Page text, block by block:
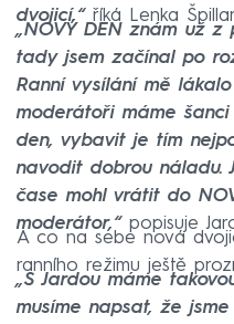
dvojicí,“říká Lenka
„NOVÝ DEN znám už
tady jsem začínal po
Ranní vysílání mě
moderátoři máme
den, vybavit je tím
navodit dobrou náladu.
čase mohl vrátit do
moderátor,“popisuje
A co na sebe nová
ranního režimu ještě
„S Jardou máme
musíme napsat, že